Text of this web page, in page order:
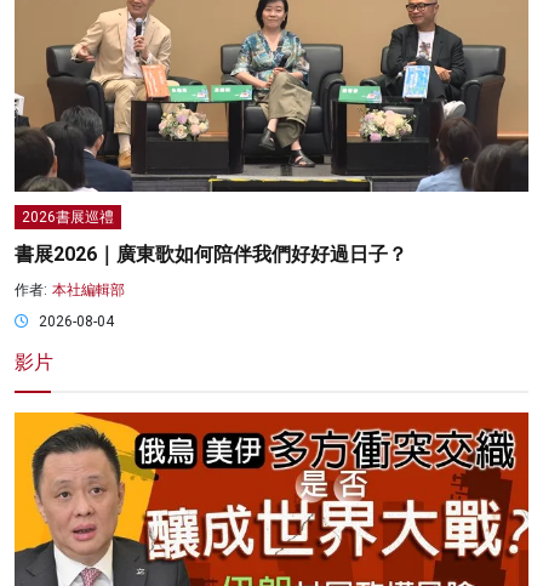
2026書展巡禮
書展2026｜廣東歌如何陪伴我們好好過日子？
作者: 本社編輯部
2026-08-04
影片